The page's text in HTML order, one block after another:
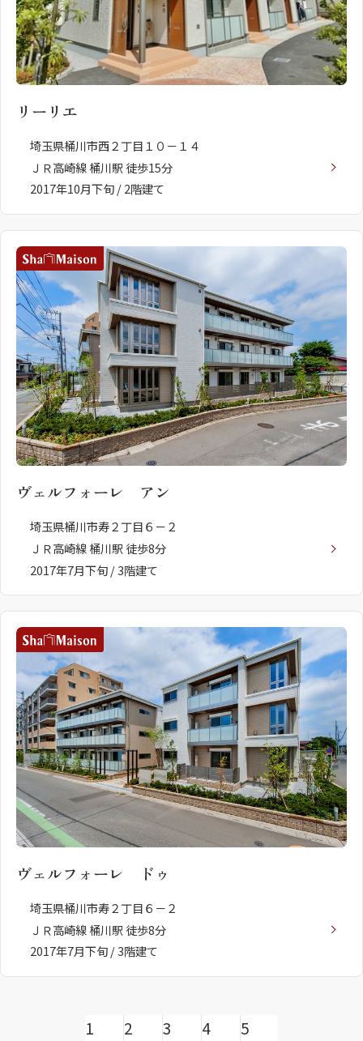
リーリエ
埼玉県桶川市西２丁目１０－１４
ＪＲ高崎線 桶川駅 徒歩15分
2017年10月下旬 / 2階建て
ヴェルフォーレ アン
埼玉県桶川市寿２丁目６－２
ＪＲ高崎線 桶川駅 徒歩8分
2017年7月下旬 / 3階建て
ヴェルフォーレ ドゥ
埼玉県桶川市寿２丁目６－２
ＪＲ高崎線 桶川駅 徒歩8分
2017年7月下旬 / 3階建て
1 2 3 4 5